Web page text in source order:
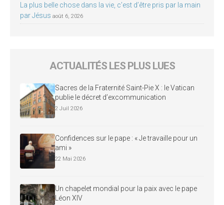
La plus belle chose dans la vie, c’est d’être pris par la main
par Jésus août 6, 2026
ACTUALITÉS LES PLUS LUES
Sacres de la Fraternité Saint-Pie X : le Vatican
publie le décret d’excommunication
2 Juil 2026
Confidences sur le pape : « Je travaille pour un
ami »
22 Mai 2026
Un chapelet mondial pour la paix avec le pape
Léon XIV